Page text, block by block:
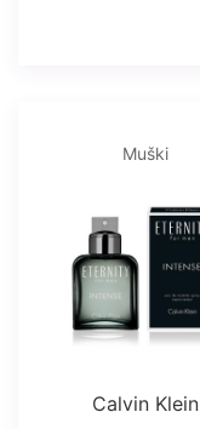
Muški
Calvin Klein